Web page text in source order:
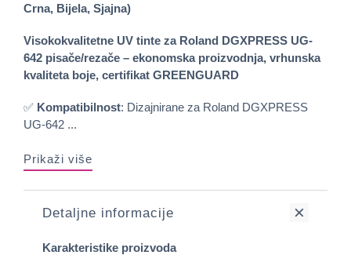
Crna, Bijela, Sjajna)
Visokokvalitetne UV tinte za Roland DGXPRESS UG-
642 pisače/rezače – ekonomska proizvodnja, vrhunska
kvaliteta boje, certifikat GREENGUARD
✅ Kompatibilnost: Dizajnirane za Roland DGXPRESS
UG-642 ...
Prikaži više
Detaljne informacije
Karakteristike proizvoda